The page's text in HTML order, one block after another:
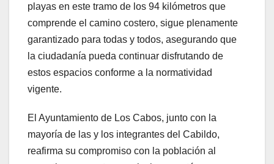
playas en este tramo de los 94 kilómetros que
comprende el camino costero, sigue plenamente
garantizado para todas y todos, asegurando que
la ciudadanía pueda continuar disfrutando de
estos espacios conforme a la normatividad
vigente.
El Ayuntamiento de Los Cabos, junto con la
mayoría de las y los integrantes del Cabildo,
reafirma su compromiso con la población al